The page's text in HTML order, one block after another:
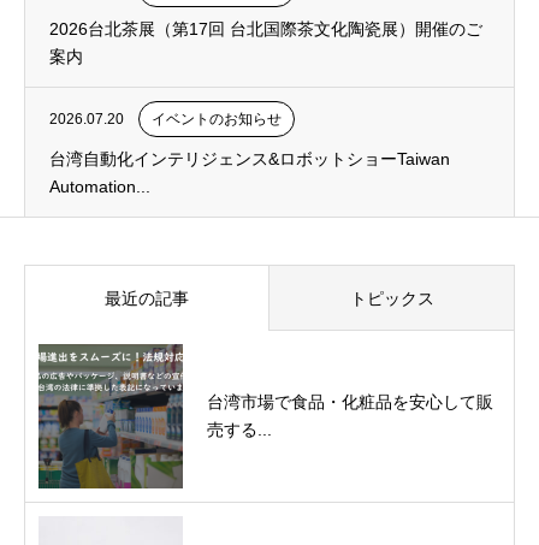
2026台北茶展（第17回 台北国際茶文化陶瓷展）開催のご
案内
2026.07.20 イベントのお知らせ
台湾自動化インテリジェンス&ロボットショーTaiwan
Automation...
最近の記事 トピックス
台湾市場で食品・化粧品を安心して販
売する...